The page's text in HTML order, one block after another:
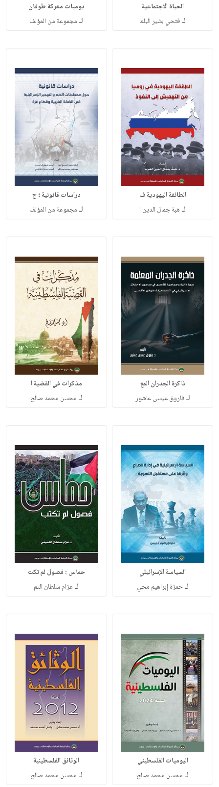
الحياة الاجتماعية
لـفتحي بشير البلعا
يوميات معركة طوفان
لـ مجموعة من المؤلف
الطائفة اليهودية ف
لـ هبة جمال الدين ا
دراسات قانونية ؛ ح
لـ مجموعة من المؤلف
ذاكرة الجدران المع
لـفاروق عيسى عاشور
مذكرات في القضية ا
لـ محسن محمد صالح
السياسة الإسرائيلي
لـحمزة إبراهيم محي
حماس : فصول لم تكت
لـ‏عزام سلطان التم
اليوميات الفلسطيني
لـ محسن محمد صالح
الوثائق الفلسطينية
لـ محسن محمد صالح